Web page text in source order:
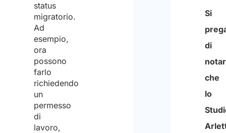
status
migratorio.
Ad
esempio,
ora
possono
farlo
richiedendo
un
permesso
di
lavoro,